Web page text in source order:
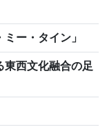
ー・タイン」
西文化融合の足